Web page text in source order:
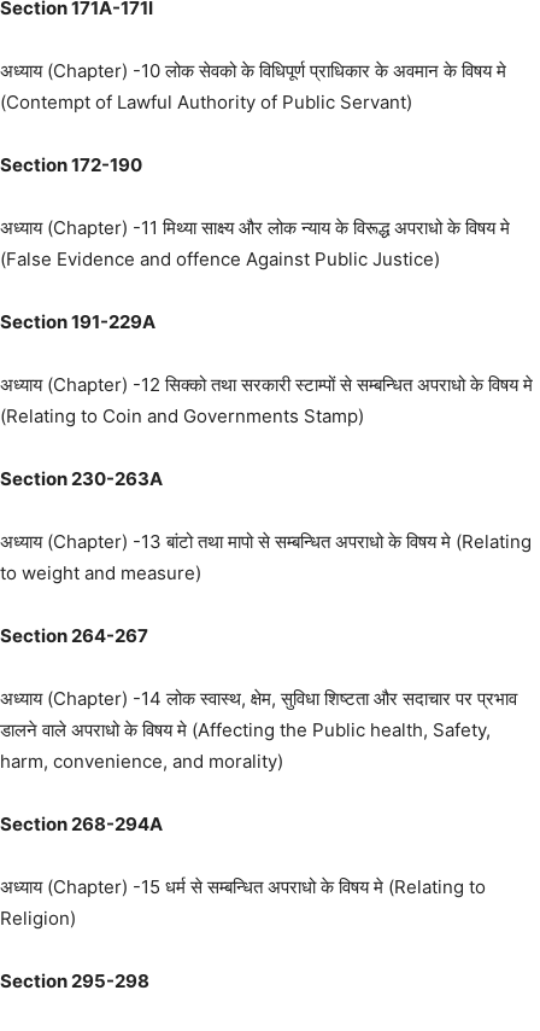
Section 171A-171I
अध्याय (Chapter) -10 लोक सेवको के विधिपूर्ण प्राधिकार के अवमान के विषय मे
(Contempt of Lawful Authority of Public Servant)
Section 172-190
अध्याय (Chapter) -11 मिथ्या साक्ष्य और लोक न्याय के विरूद्ध अपराधो के विषय मे
(False Evidence and offence Against Public Justice)
Section 191-229A
अध्याय (Chapter) -12 सिक्को तथा सरकारी स्टाम्पों से सम्बन्धित अपराधो के विषय मे
(Relating to Coin and Governments Stamp)
Section 230-263A
अध्याय (Chapter) -13 बांटो तथा मापो से सम्बन्धित अपराधो के विषय मे (Relating
to weight and measure)
Section 264-267
अध्याय (Chapter) -14 लोक स्वास्थ, क्षेम, सुविधा शिष्टता और सदाचार पर प्रभाव
डालने वाले अपराधो के विषय मे (Affecting the Public health, Safety,
harm, convenience, and morality)
Section 268-294A
अध्याय (Chapter) -15 धर्म से सम्बन्धित अपराधो के विषय मे (Relating to
Religion)
Section 295-298